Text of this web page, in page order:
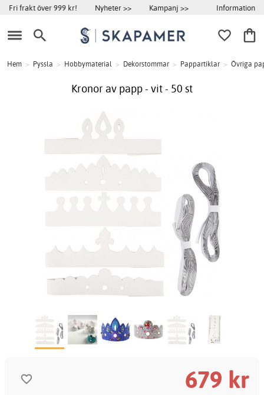
Fri frakt över 999 kr! Nyheter >> Kampanj >> Information
Hem > Pyssla > Hobbymaterial > Dekorstommar > Pappartiklar > Övriga
Kronor av papp - vit - 50 st
679 kr